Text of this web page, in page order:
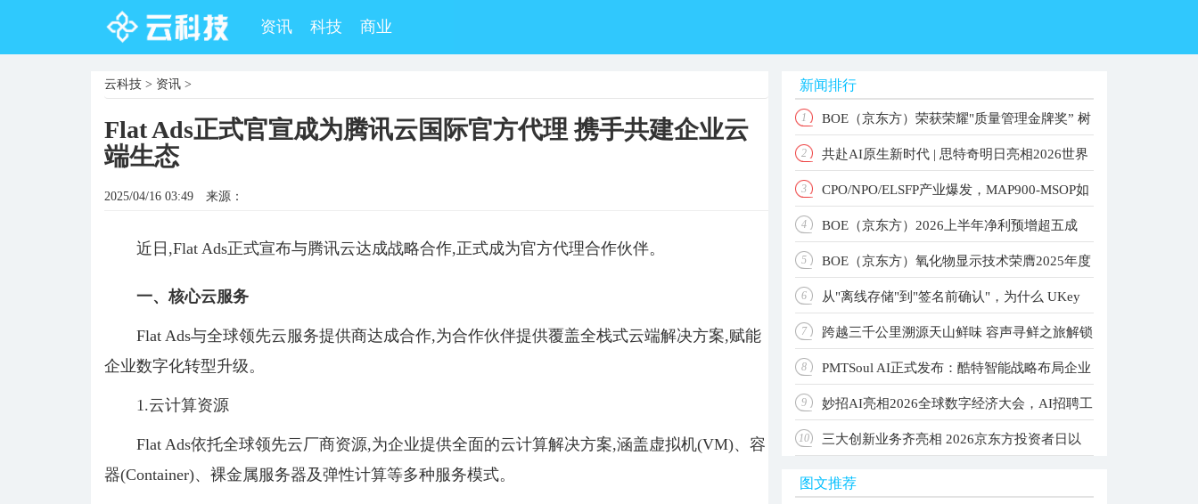
资讯 科技 商业
云科技 > 资讯 >
Flat Ads正式官宣成为腾讯云国际官方代理 携手共建企业云
端生态
2025/04/16 03:49 来源：
近日,Flat Ads正式宣布与腾讯云达成战略合作,正式成为官方代理合作伙伴。
一、核心云服务
Flat Ads与全球领先云服务提供商达成合作,为合作伙伴提供覆盖全栈式云端解决方案,赋能
企业数字化转型升级。
1.云计算资源
Flat Ads依托全球领先云厂商资源,为企业提供全面的云计算解决方案,涵盖虚拟机(VM)、容
器(Container)、裸金属服务器及弹性计算等多种服务模式。
新闻排行
1 BOE（京东方）荣获荣耀"质量管理金牌奖” 树
立品质共赢产业新标杆
2 共赴AI原生新时代 | 思特奇明日亮相2026世界
人工智能大会！
3 CPO/NPO/ELSFP产业爆发，MAP900-MSOP如
何重构高速光测标准？
4 BOE（京东方）2026上半年净利预增超五成
主业根基稳固增长动能强劲
5 BOE（京东方）氧化物显示技术荣膺2025年度
国家科学技术进步奖 以创新驱动引领显示技术新纪
元
6 从"离线存储"到"签名前确认"，为什么 UKey
更值得关注？
7 跨越三千公里溯源天山鲜味 容声寻鲜之旅解锁
大冰象深冷锁鲜实力
8 PMTSoul AI正式发布：酷特智能战略布局企业
级Agent OS，让每家公司拥有自己的AI团队
9 妙招AI亮相2026全球数字经济大会，AI招聘工
作台入选国家级典型案例
10 三大创新业务齐亮相 2026京东方投资者日以
图文推荐